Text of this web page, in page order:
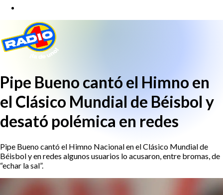
Pipe Bueno cantó el Himno en
el Clásico Mundial de Béisbol y
desató polémica en redes
Pipe Bueno cantó el Himno Nacional en el Clásico Mundial de
Béisbol y en redes algunos usuarios lo acusaron, entre bromas, de
“echar la sal”.